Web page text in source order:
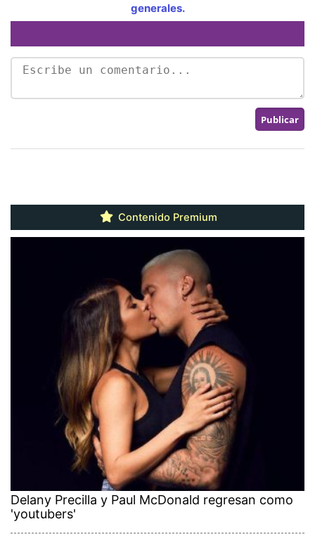
generales.
Contenido Premium
Delany Precilla y Paul McDonald regresan como
'youtubers'